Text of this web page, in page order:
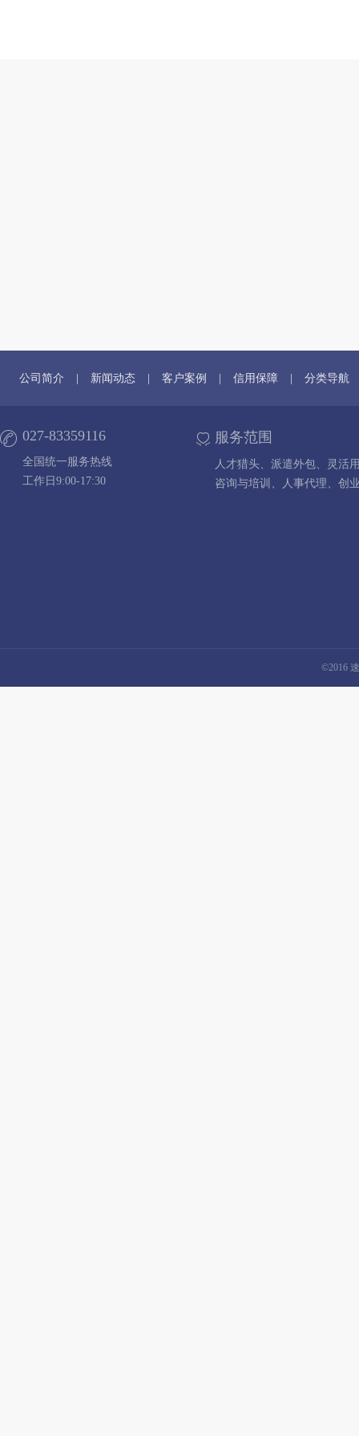
公司简介 新闻动态 客户案例 信用保障 分类导航
027-83359116
全国统一服务热线
工作日9:00-17:30
服务范围
人才猎头、派遣外包、灵活
咨询与培训、人事代理、创
©2016